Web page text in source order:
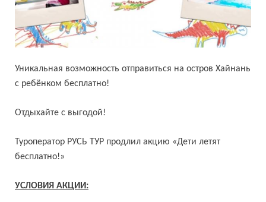
Уникальная возможность отправиться на остров Хайнань
с ребёнком бесплатно!
Отдыхайте с выгодой!
Туроператор РУСЬ ТУР продлил акцию «Дети летят
бесплатно!»
УСЛОВИЯ АКЦИИ: